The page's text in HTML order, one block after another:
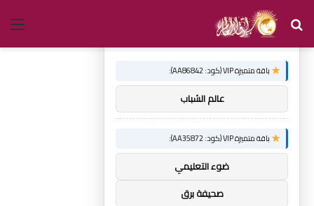
بحث
عن
توصيات :
باقة متميزة VIP (كود: AA86842):
عالم الشباب
باقة متميزة VIP (كود: AA35872):
ضوء التعليمي
صحيفة برق